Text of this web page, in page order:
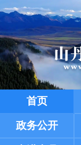
首页
政务公开